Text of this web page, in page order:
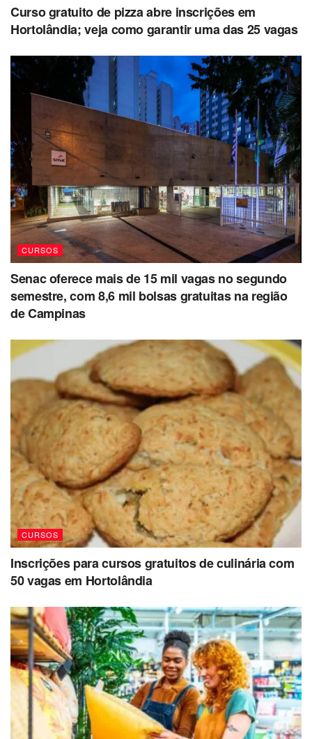
Curso gratuito de pizza abre inscrições em
Hortolândia; veja como garantir uma das 25 vagas
CURSOS
Senac oferece mais de 15 mil vagas no segundo
semestre, com 8,6 mil bolsas gratuitas na região
de Campinas
CURSOS
Inscrições para cursos gratuitos de culinária com
50 vagas em Hortolândia